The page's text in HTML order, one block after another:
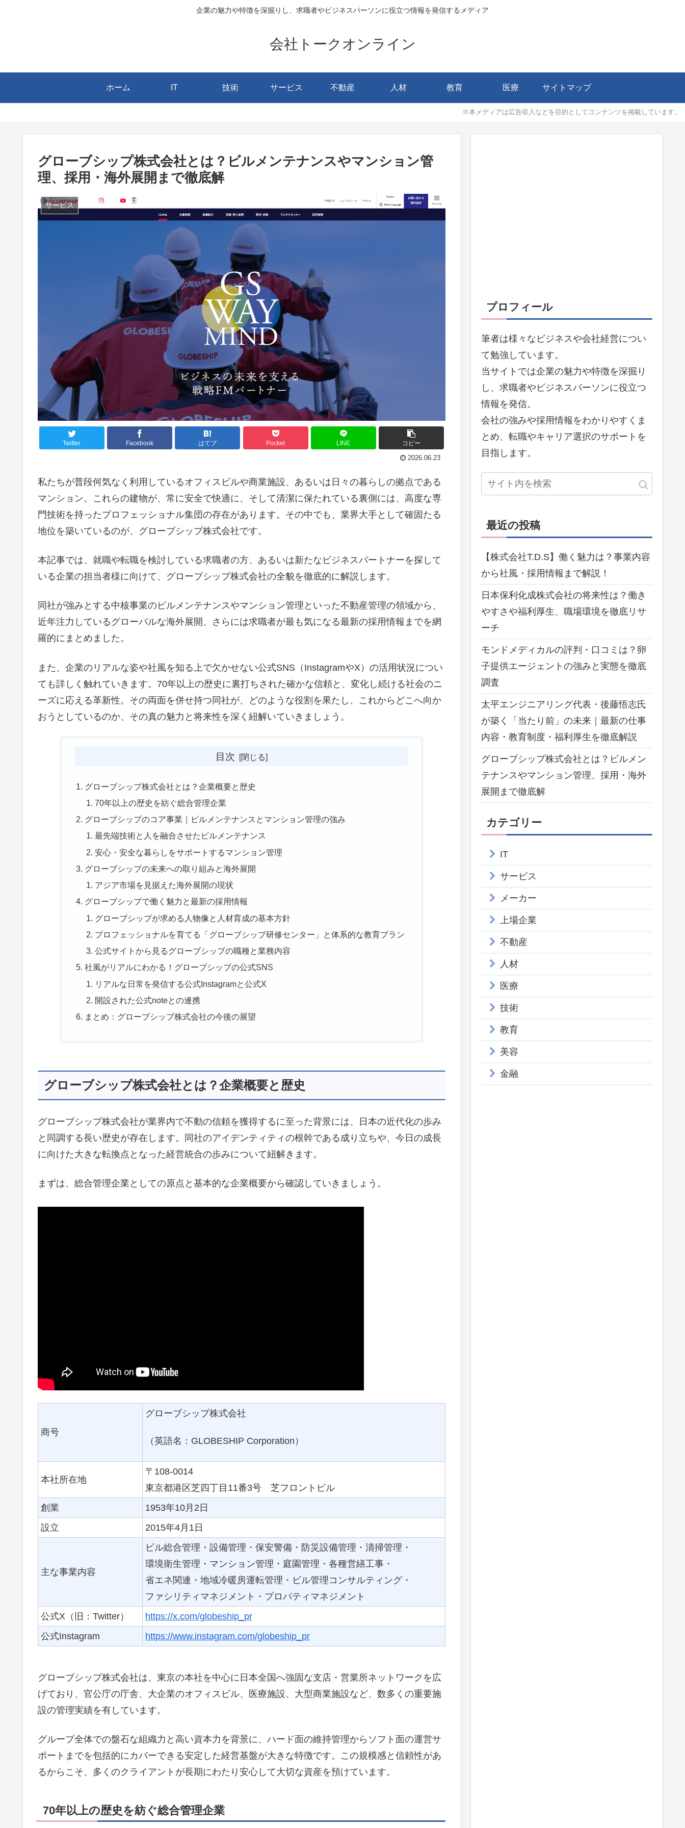
企業の魅力や特徴を深掘りし、求職者やビジネスパーソンに役立つ情報を発信するメディア
会社トークオンライン
ホーム IT 技術 サービス 不動産 人材 教育 医療 サイトマップ
※本メディアは広告収入などを目的としてコンテンツを掲載しています。
グローブシップ株式会社とは？ビルメンテナンスやマンション管
理、採用・海外展開まで徹底解
サービス
Twitter Facebook はてブ Pocket LINE コピー
2026.06.23
私たちが普段何気なく利用しているオフィスビルや商業施設、あるいは日々の暮らしの拠点である
マンション。これらの建物が、常に安全で快適に、そして清潔に保たれている裏側には、高度な専
門技術を持ったプロフェッショナル集団の存在があります。その中でも、業界大手として確固たる
地位を築いているのが、グローブシップ株式会社です。
本記事では、就職や転職を検討している求職者の方、あるいは新たなビジネスパートナーを探して
いる企業の担当者様に向けて、グローブシップ株式会社の全貌を徹底的に解説します。
同社が強みとする中核事業のビルメンテナンスやマンション管理といった不動産管理の領域から、
近年注力しているグローバルな海外展開、さらには求職者が最も気になる最新の採用情報までを網
羅的にまとめました。
また、企業のリアルな姿や社風を知る上で欠かせない公式SNS（InstagramやX）の活用状況につい
ても詳しく触れていきます。70年以上の歴史に裏打ちされた確かな信頼と、変化し続ける社会のニ
ーズに応える革新性。その両面を併せ持つ同社が、どのような役割を果たし、これからどこへ向か
おうとしているのか、その真の魅力と将来性を深く紐解いていきましょう。
目次
グローブシップ株式会社とは？企業概要と歴史
70年以上の歴史を紡ぐ総合管理企業
グローブシップのコア事業｜ビルメンテナンスとマンション管理の強み
最先端技術と人を融合させたビルメンテナンス
安心・安全な暮らしをサポートするマンション管理
グローブシップの未来への取り組みと海外展開
アジア市場を見据えた海外展開の現状
グローブシップで働く魅力と最新の採用情報
グローブシップが求める人物像と人材育成の基本方針
プロフェッショナルを育てる「グローブシップ研修センター」と体系的な教育プラン
公式サイトから見るグローブシップの職種と業務内容
社風がリアルにわかる！グローブシップの公式SNS
リアルな日常を発信する公式Instagramと公式X
開設された公式noteとの連携
まとめ：グローブシップ株式会社の今後の展望
グローブシップ株式会社とは？企業概要と歴史
グローブシップ株式会社が業界内で不動の信頼を獲得するに至った背景には、日本の近代化の歩み
と同調する長い歴史が存在します。同社のアイデンティティの根幹である成り立ちや、今日の成長
に向けた大きな転換点となった経営統合の歩みについて紐解きます。
まずは、総合管理企業としての原点と基本的な企業概要から確認していきましょう。
商号
グローブシップ株式会社
（英語名：GLOBESHIP Corporation）
本社所在地
〒108-0014
東京都港区芝四丁目11番3号 芝フロントビル
創業
1953年10月2日
設立
2015年4月1日
主な事業内容
ビル総合管理・設備管理・保安警備・防災設備管理・清掃管理・
環境衛生管理・マンション管理・庭園管理・各種営繕工事・
省エネ関連・地域冷暖房運転管理・ビル管理コンサルティング・
ファシリティマネジメント・プロパティマネジメント
公式X（旧：Twitter）
https://x.com/globeship_pr
公式Instagram
https://www.instagram.com/globeship_pr
グローブシップ株式会社は、東京の本社を中心に日本全国へ強固な支店・営業所ネットワークを広
げており、官公庁の庁舎、大企業のオフィスビル、医療施設、大型商業施設など、数多くの重要施
設の管理実績を有しています。
グループ全体での盤石な組織力と高い資本力を背景に、ハード面の維持管理からソフト面の運営サ
ポートまでを包括的にカバーできる安定した経営基盤が大きな特徴です。この規模感と信頼性があ
るからこそ、多くのクライアントが長期にわたり安心して大切な資産を預けています。
70年以上の歴史を紡ぐ総合管理企業
プロフィール
筆者は様々なビジネスや会社経営につい
て勉強しています。
当サイトでは企業の魅力や特徴を深掘り
し、求職者やビジネスパーソンに役立つ
情報を発信。
会社の強みや採用情報をわかりやすくま
とめ、転職やキャリア選択のサポートを
目指します。
最近の投稿
【株式会社T.D.S】働く魅力は？事業内容
から社風・採用情報まで解説！
日本保利化成株式会社の将来性は？働き
やすさや福利厚生、職場環境を徹底リサ
ーチ
モンドメディカルの評判・口コミは？卵
子提供エージェントの強みと実態を徹底
調査
太平エンジニアリング代表・後藤悟志氏
が築く「当たり前」の未来｜最新の仕事
内容・教育制度・福利厚生を徹底解説
グローブシップ株式会社とは？ビルメン
テナンスやマンション管理、採用・海外
展開まで徹底解
カテゴリー
IT
サービス
メーカー
上場企業
不動産
人材
医療
技術
教育
美容
金融